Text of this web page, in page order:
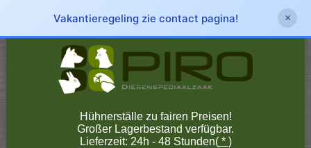
Vakantieregeling zie contact pagina! ×
Hühnerställe zu fairen Preisen!
Großer Lagerbestand verfügbar.
Lieferzeit: 24h - 48 Stunden(* )